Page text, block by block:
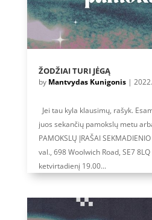
ŽODŽIAI TURI JĖGĄ
by Mantvydas Kunigonis|
Jei tau kyla klausimų, rašyk.
juos sekančių pamokslų metu
PAMOKSLŲ ĮRAŠAI
val., 698 Woolwich Road, SE7
ketvirtadienį 19.00...